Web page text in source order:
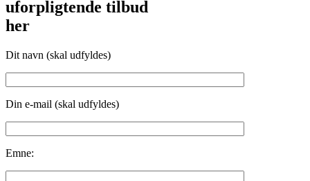
uforpligtende tilbud
her
Dit navn (skal udfyldes)
Din e-mail (skal udfyldes)
Emne: